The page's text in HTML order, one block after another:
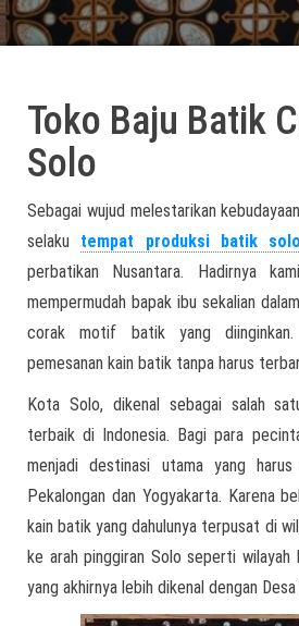
Toko Baju Batik
Solo
Sebagai wujud melestarikan
selaku tempat produksi batik solo
perbatikan Nusantara. Hadirnya
mempermudah bapak ibu sekalian
corak motif batik yang diinginkan.
pemesanan kain batik tanpa harus
Kota Solo, dikenal sebagai salah
terbaik di Indonesia. Bagi para
menjadi destinasi utama yang
Pekalongan dan Yogyakarta. Karena
kain batik yang dahulunya terpusat di
ke arah pinggiran Solo seperti wilayah
yang akhirnya lebih dikenal dengan